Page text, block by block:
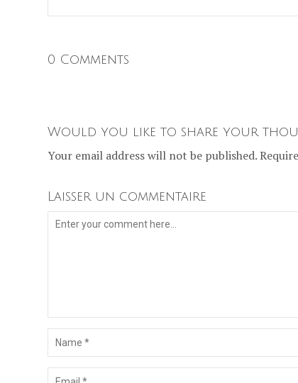
0 Comments
Would you like to share your
Your email address will not be published.
Laisser un commentaire